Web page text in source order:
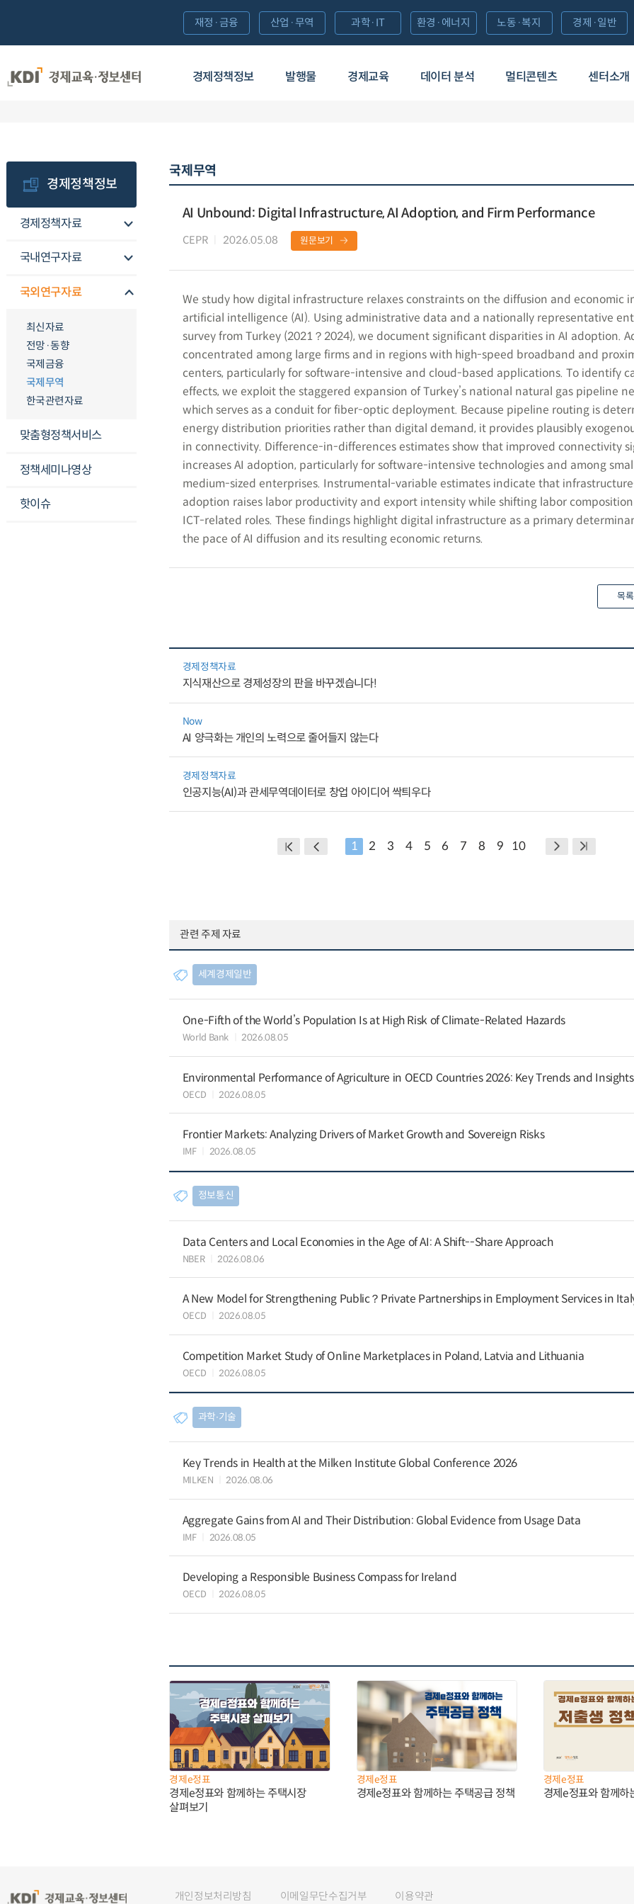
경제정책정보 발행물 경제교육 데이터 분석 멀티콘텐츠 센터소개
재정·금융 산업·무역 과학·IT 환경·에너지 노동·복지 경제·일반
경제정책정보
경제정책자료
국내연구자료
국외연구자료
최신자료
전망·동향
국제금융
국제무역
한국관련자료
맞춤형정책서비스
정책세미나영상
핫이슈
국제무역
AI Unbound: Digital Infrastructure, AI Adoption, and Firm Performance
CEPR 2026.05.08 원문보기
We study how digital infrastructure relaxes constraints on the diffusion and economic
artificial intelligence (AI). Using administrative data and a nationally representative
survey from Turkey (2021？2024), we document significant disparities in AI adoption.
concentrated among large firms and in regions with high-speed broadband and
centers, particularly for software-intensive and cloud-based applications. To identify
effects, we exploit the staggered expansion of Turkey’s national natural gas pipeline
which serves as a conduit for fiber-optic deployment. Because pipeline routing is
energy distribution priorities rather than digital demand, it provides plausibly
in connectivity. Difference-in-differences estimates show that improved connectivity
increases AI adoption, particularly for software-intensive technologies and among
medium-sized enterprises. Instrumental-variable estimates indicate that
adoption raises labor productivity and export intensity while shifting labor
ICT-related roles. These findings highlight digital infrastructure as a primary
the pace of AI diffusion and its resulting economic returns.
목
경제정책자료
지식재산으로 경제성장의 판을 바꾸겠습니다!
Now
AI 양극화는 개인의 노력으로 줄어들지 않는다
경제정책자료
인공지능(AI)과 관세무역데이터로 창업 아이디어 싹틔우다
1 2 3 4 5 6 7 8 9 10
관련 주제 자료
세계경제일반
One-Fifth of the World’s Population Is at High Risk of Climate-Related Hazards
World Bank 2026.08.05
Environmental Performance of Agriculture in OECD Countries 2026: Key Trends and Insights
OECD 2026.08.05
Frontier Markets: Analyzing Drivers of Market Growth and Sovereign Risks
IMF 2026.08.05
정보통신
Data Centers and Local Economies in the Age of AI: A Shift--Share Approach
NBER 2026.08.06
A New Model for Strengthening Public？Private Partnerships in Employment Services in
OECD 2026.08.05
Competition Market Study of Online Marketplaces in Poland, Latvia and Lithuania
OECD 2026.08.05
과학∙기술
Key Trends in Health at the Milken Institute Global Conference 2026
MILKEN 2026.08.06
Aggregate Gains from AI and Their Distribution: Global Evidence from Usage Data
IMF 2026.08.05
Developing a Responsible Business Compass for Ireland
OECD 2026.08.05
경제e정표
경제e정표와 함께하는 주택시장
살펴보기
경제e정표
경제e정표와 함께하는 주택공급 정책
경제e정표
경제e정표와 함께하
개인정보처리방침 이메일무단수집거부 이용약관